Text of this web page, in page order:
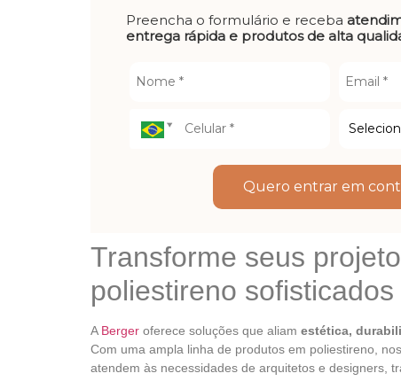
Preencha o formulário e receba
entrega rápida e produtos de alta
Quero entrar em
Transforme seus
poliestireno
A Berger oferece soluções que aliam estética,
Com uma ampla linha de produtos em poliestireno,
atendem às necessidades de arquitetos e designers,